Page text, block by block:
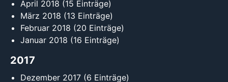
April 2018 (15 Einträge)
März 2018 (13 Einträge)
Februar 2018 (20 Einträge)
Januar 2018 (16 Einträge)
2017
Dezember 2017 (6 Einträge)